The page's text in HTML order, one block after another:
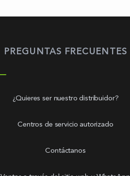
PREGUNTAS FRECUENTES
¿Quieres ser nuestro distribuidor?
Centros de servicio autorizado
Contáctanos